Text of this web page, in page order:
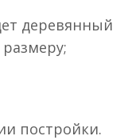
деревянный
постройки.